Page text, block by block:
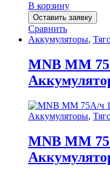
В корзину
Оставить заявку
Сравнить
Аккумуляторы,
MNB MM
Аккумуляторы,
MNB MM